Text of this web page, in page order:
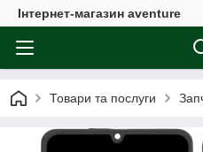
Інтернет-магазин aventure
Товари та послуги